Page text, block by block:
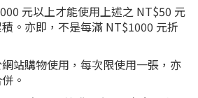
元以上才能使用上述之 NT$50 元
。亦即，不是每滿 NT$1000 元折
站購物使用，每次限使用一張，亦
。